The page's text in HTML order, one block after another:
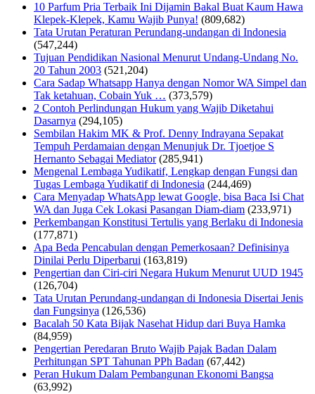
10 Parfum Pria Terbaik Ini Dijamin Bakal Buat Kaum Hawa
Klepek-Klepek, Kamu Wajib Punya! (809,682)
Tata Urutan Peraturan Perundang-undangan di Indonesia
(547,244)
Tujuan Pendidikan Nasional Menurut Undang-Undang No.
20 Tahun 2003 (521,204)
Cara Sadap Whatsapp Hanya dengan Nomor WA Simpel dan
Tak ketahuan, Cobain Yuk … (373,579)
2 Contoh Perlindungan Hukum yang Wajib Diketahui
Dasarnya (294,105)
Sembilan Hakim MK & Prof. Denny Indrayana Sepakat
Tempuh Perdamaian dengan Menunjuk Dr. Tjoetjoe S
Hernanto Sebagai Mediator (285,941)
Mengenal Lembaga Yudikatif, Lengkap dengan Fungsi dan
Tugas Lembaga Yudikatif di Indonesia (244,469)
Cara Menyadap WhatsApp lewat Google, bisa Baca Isi Chat
WA dan Juga Cek Lokasi Pasangan Diam-diam (233,971)
Perkembangan Konstitusi Tertulis yang Berlaku di Indonesia
(177,871)
Apa Beda Pencabulan dengan Pemerkosaan? Definisinya
Dinilai Perlu Diperbarui (163,819)
Pengertian dan Ciri-ciri Negara Hukum Menurut UUD 1945
(126,704)
Tata Urutan Perundang-undangan di Indonesia Disertai Jenis
dan Fungsinya (126,536)
Bacalah 50 Kata Bijak Nasehat Hidup dari Buya Hamka
(84,959)
Pengertian Peredaran Bruto Wajib Pajak Badan Dalam
Perhitungan SPT Tahunan PPh Badan (67,442)
Peran Hukum Dalam Pembangunan Ekonomi Bangsa
(63,992)